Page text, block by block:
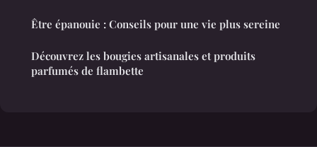
Être épanouie : Conseils pour une vie plus sereine
Découvrez les bougies artisanales et produits
parfumés de flambette